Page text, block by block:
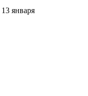
13 января